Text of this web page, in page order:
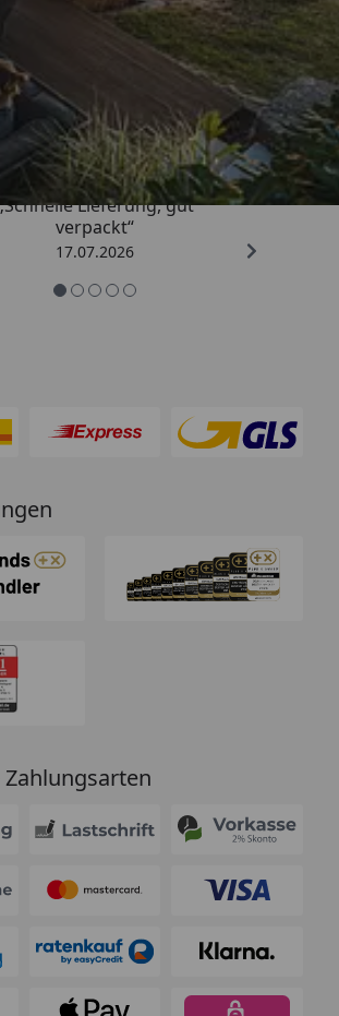
Trusted Shops
4,65/ 5
Lieferung, gut
verpackt“
17.07.2026